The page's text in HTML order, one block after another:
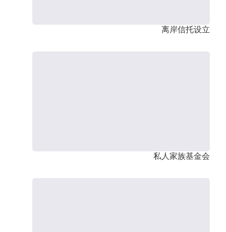
离岸信托设立
私人家族基金会